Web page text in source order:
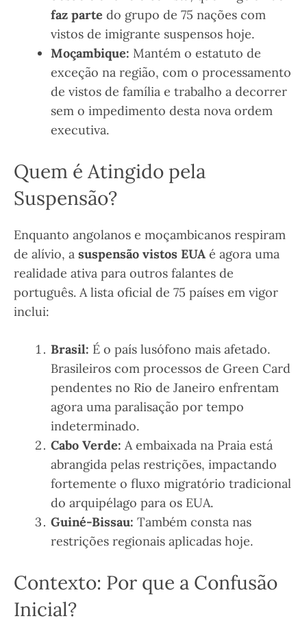
faz parte do grupo de 75 nações com
vistos de imigrante suspensos hoje.
Moçambique: Mantém o estatuto de
exceção na região, com o processamento
de vistos de família e trabalho a decorrer
sem o impedimento desta nova ordem
executiva.
Quem é Atingido pela
Suspensão?
Enquanto angolanos e moçambicanos respiram
de alívio, a suspensão vistos EUA é agora uma
realidade ativa para outros falantes de
português. A lista oficial de 75 países em vigor
inclui:
Brasil: É o país lusófono mais afetado.
Brasileiros com processos de Green Card
pendentes no Rio de Janeiro enfrentam
agora uma paralisação por tempo
indeterminado.
Cabo Verde: A embaixada na Praia está
abrangida pelas restrições, impactando
fortemente o fluxo migratório tradicional
do arquipélago para os EUA.
Guiné-Bissau: Também consta nas
restrições regionais aplicadas hoje.
Contexto: Por que a Confusão
Inicial?